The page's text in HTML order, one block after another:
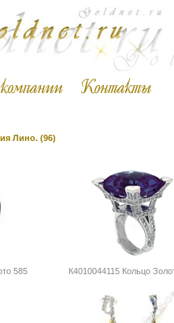
Лино. (96)
585 К4010044115 Кольцо